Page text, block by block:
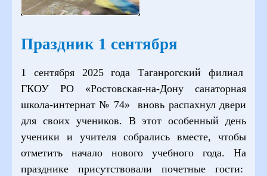
Праздник 1 сентября
1 сентября 2025 года Таганрогский филиал
ГКОУ РО «Ростовская-на-Дону санаторная
школа-интернат № 74» вновь распахнул двери
для своих учеников. В этот особенный день
ученики и учителя собрались вместе, чтобы
отметить начало нового учебного года. На
празднике присутствовали почетные гости: